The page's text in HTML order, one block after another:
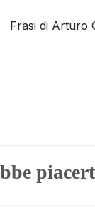
Frasi di Arturo